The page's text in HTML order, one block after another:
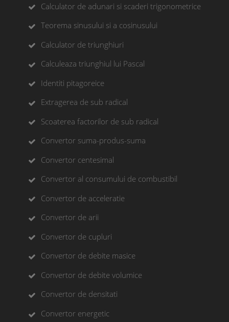
Calculator de adunari si scaderi trigonometrice
Teorema sinusului si a cosinusului
Calculator de triunghiuri
Calculeaza triunghiul lui Pascal
Identiti pitagoreice
Extragerea de sub radical
Scoaterea factorilor de sub radical
Convertor suma-produs-suma
Convertor centesimal
Convertor al consumului de combustibil
Convertor de acceleratie
Convertor de arii
Convertor de cupluri
Convertor de debite masice
Convertor de debite volumice
Convertor de densitati
Convertor energetic